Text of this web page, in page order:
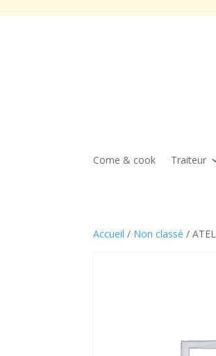
Come & cook Traiteur
Accueil / Non classé /